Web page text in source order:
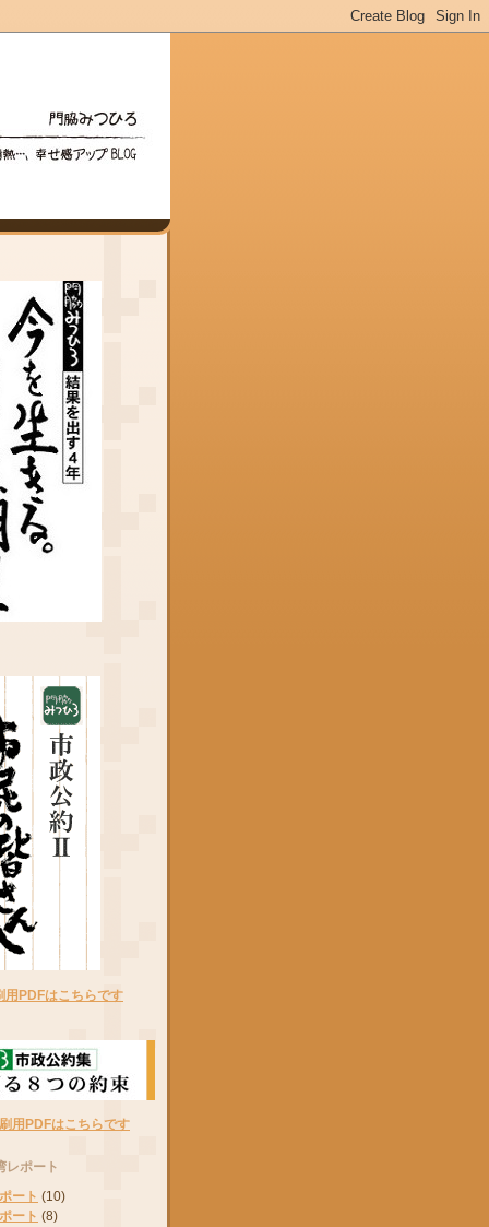
用PDFはこちらです
用PDFはこちらです
レポート
ート (10)
ート (8)